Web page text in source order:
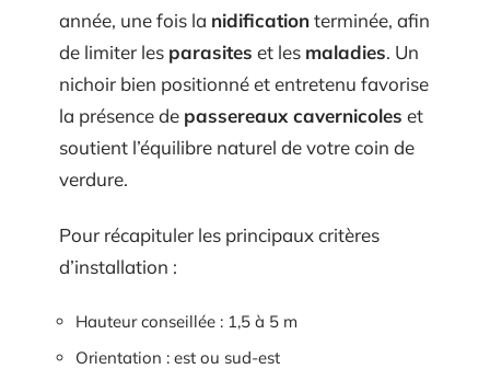
année, une fois la nidificationterminée, afin
de limiter les parasites et les maladies. Un
nichoir bien positionné et entretenu favorise
la présence de passereaux cavernicoles et
soutient l’équilibre naturel de votre coin de
verdure.
Pour récapituler les principaux critères
d’installation :
Hauteur conseillée : 1,5 à 5 m
Orientation : est ou sud-est